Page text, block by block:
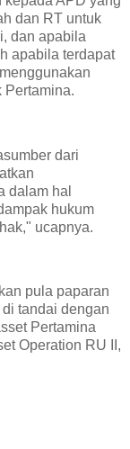
dan RT untuk
dan apabila
apabila terdapat
Pertamina.
dari
dalam hal
hukum
ucapnya.
pula paparan
tandai dengan
Pertamina
Operation RU II,